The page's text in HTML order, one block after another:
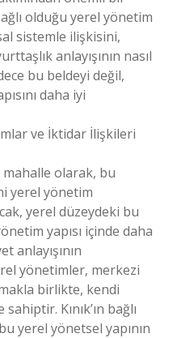
olduğu yerel yönetim
sistemle ilişkisini,
anlayışının nasıl
bu beldeyi değil,
daha iyi
ve İktidar İlişkileri
mahalle olarak, bu
yerel yönetim
yerel düzeydeki bu
yapısı içinde daha
anlayışının
yönetimler, merkezi
birlikte, kendi
Kınık’ın bağlı
yerel yönetsel yapının